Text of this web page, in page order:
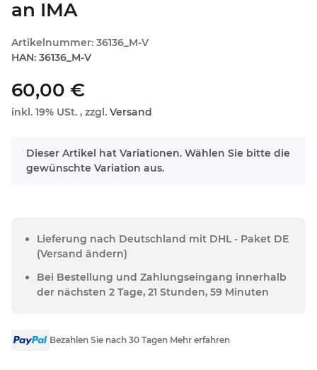
an IMA
Artikelnummer: 36136_M-V
HAN: 36136_M-V
60,00 €
inkl. 19% USt. , zzgl. Versand
x
Dieser Artikel hat Variationen. Wählen Sie bitte die
gewünschte Variation aus.
Lieferung nach Deutschland mit DHL - Paket DE
(Versand ändern)
Bei Bestellung und Zahlungseingang innerhalb
der nächsten 2 Tage, 21 Stunden, 59 Minuten
Bezahlen Sie nach 30 Tagen Mehr erfahren